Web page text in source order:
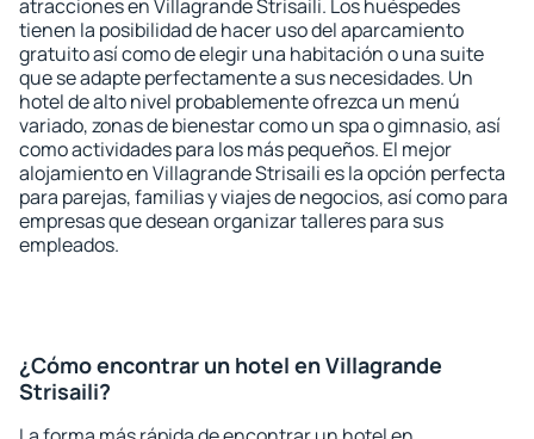
atracciones en Villagrande Strisaili. Los huéspedes
tienen la posibilidad de hacer uso del aparcamiento
gratuito así como de elegir una habitación o una suite
que se adapte perfectamente a sus necesidades. Un
hotel de alto nivel probablemente ofrezca un menú
variado, zonas de bienestar como un spa o gimnasio, así
como actividades para los más pequeños. El mejor
alojamiento en Villagrande Strisaili es la opción perfecta
para parejas, familias y viajes de negocios, así como para
empresas que desean organizar talleres para sus
empleados.
¿Cómo encontrar un hotel en Villagrande
Strisaili?